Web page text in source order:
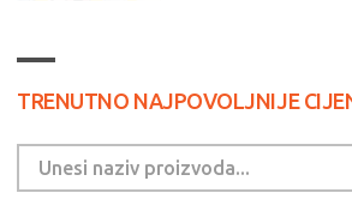
TRENUTNO NAJPOVOLJNIJE